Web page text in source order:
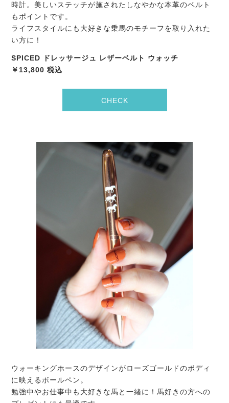
時計。美しいステッチが施されたしなやかな本革のベルト
もポイントです。
ライフスタイルにも大好きな乗馬のモチーフを取り入れた
い方に！
SPICED ドレッサージュ レザーベルト ウォッチ
￥13,800 税込
CHECK
ウォーキングホースのデザインがローズゴールドのボディ
に映えるボールペン。
勉強中やお仕事中も大好きな馬と一緒に！馬好きの方への